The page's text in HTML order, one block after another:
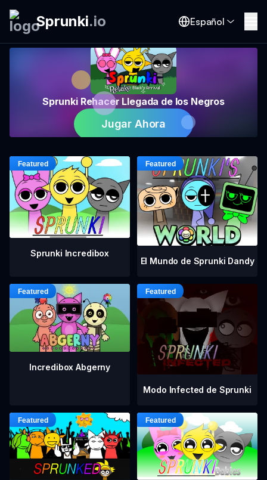
Sprunki.io Español
Sprunki Rehacer Llegada de los Negros
Jugar Ahora
Sprunki Incredibox
El Mundo de Sprunki Dandy
Incredibox Abgerny
Modo Infected de Sprunki